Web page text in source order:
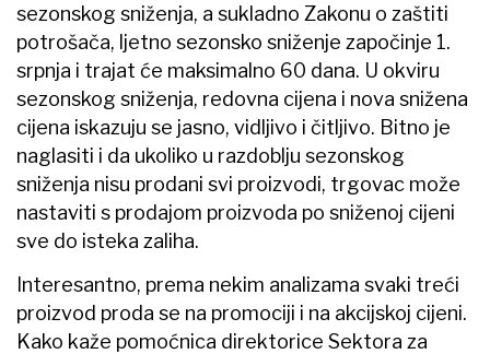
sezonskog sniženja, a sukladno Zakonu o zaštiti
potrošača, ljetno sezonsko sniženje započinje 1.
srpnja i trajat će maksimalno 60 dana. U okviru
sezonskog sniženja, redovna cijena i nova snižena
cijena iskazuju se jasno, vidljivo i čitljivo. Bitno je
naglasiti i da ukoliko u razdoblju sezonskog
sniženja nisu prodani svi proizvodi, trgovac može
nastaviti s prodajom proizvoda po sniženoj cijeni
sve do isteka zaliha.
Interesantno, prema nekim analizama svaki treći
proizvod proda se na promociji i na akcijskoj cijeni.
Kako kaže pomoćnica direktorice Sektora za